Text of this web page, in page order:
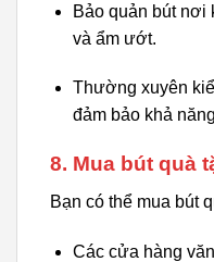
Bảo quản bút nơi
và ẩm ướt.
Thường xuyên
đảm bảo khả
8. Mua bút quà
Bạn có thể mua bút
Các cửa hàng